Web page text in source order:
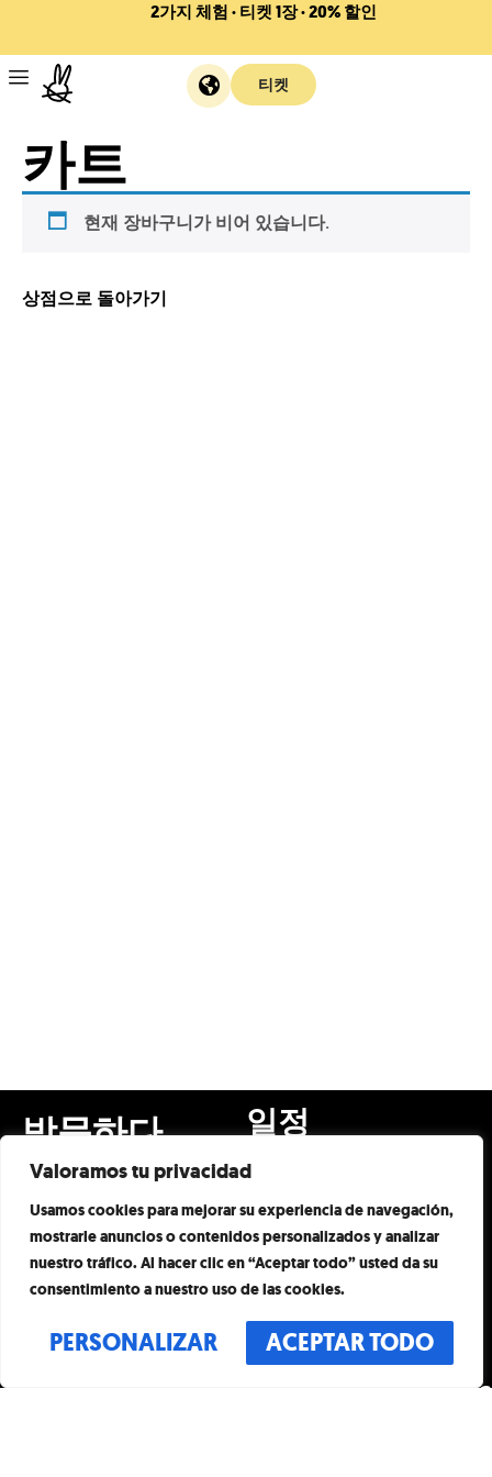
Valoramos tu privacidad
Usamos cookies para mejorar su experiencia de navegación,
mostrarle anuncios o contenidos personalizados y analizar
nuestro tráfico. Al hacer clic en “Aceptar todo” usted da su
consentimiento a nuestro uso de las cookies.
PERSONALIZAR ACEPTAR TODO
2가지 체험 · 티켓 1장 · 20% 할인
티켓
카트
현재 장바구니가 비어 있습니다.
상점으로 돌아가기
방문하다
이벤트
예술과 예술가
명백한
연락하다
FAQ
일정
매일
오전 10시 – 오후 8시
마지막 입장 시간 19:00H
주소
PG. 드 그라시아, 55
08007 바르셀로나
연락하다